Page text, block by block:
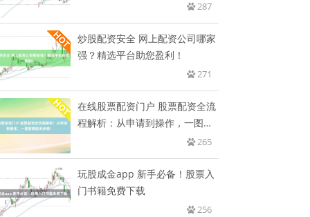
287
炒股配资安全 网上配资公司哪家
强？精选平台助您盈利！
271
在线股票配资门户 股票配资全流
程解析：从申请到操作，一图掌
265
玩股成金app 新手必备！股票入
门书籍免费下载
256